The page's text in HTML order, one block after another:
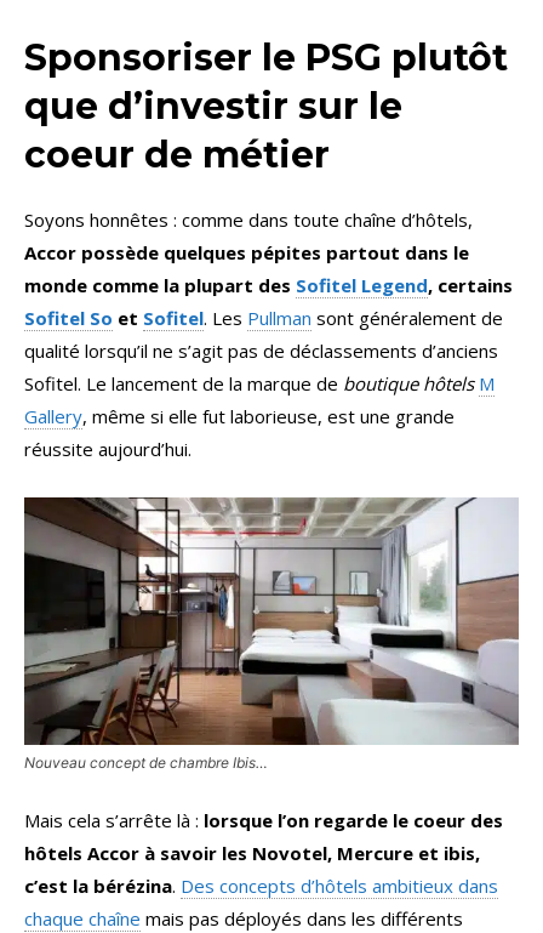
Sponsoriser le PSG plutôt
que d’investir sur le
coeur de métier
Soyons honnêtes : comme dans toute chaîne d’hôtels,
Accor possède quelques pépites partout dans le
monde comme la plupart des Sofitel Legend, certains
Sofitel So et Sofitel. Les Pullman sont généralement de
qualité lorsqu’il ne s’agit pas de déclassements d’anciens
Sofitel. Le lancement de la marque de boutique hôtels M
Gallery, même si elle fut laborieuse, est une grande
réussite aujourd’hui.
Nouveau concept de chambre Ibis…
Mais cela s’arrête là : lorsque l’on regarde le coeur des
hôtels Accor à savoir les Novotel, Mercure et ibis,
c’est la bérézina. Des concepts d’hôtels ambitieux dans
chaque chaîne mais pas déployés dans les différents